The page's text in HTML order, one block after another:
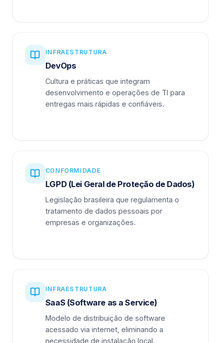
INFRAESTRUTURA
DevOps
Cultura e práticas que integram
desenvolvimento e operações de TI para
entregas mais rápidas e confiáveis.
CONFORMIDADE
LGPD (Lei Geral de Proteção de Dados)
Legislação brasileira que regulamenta o
tratamento de dados pessoais por
empresas e organizações.
INFRAESTRUTURA
SaaS (Software as a Service)
Modelo de distribuição de software
acessado via internet, eliminando a
necessidade de instalação local.